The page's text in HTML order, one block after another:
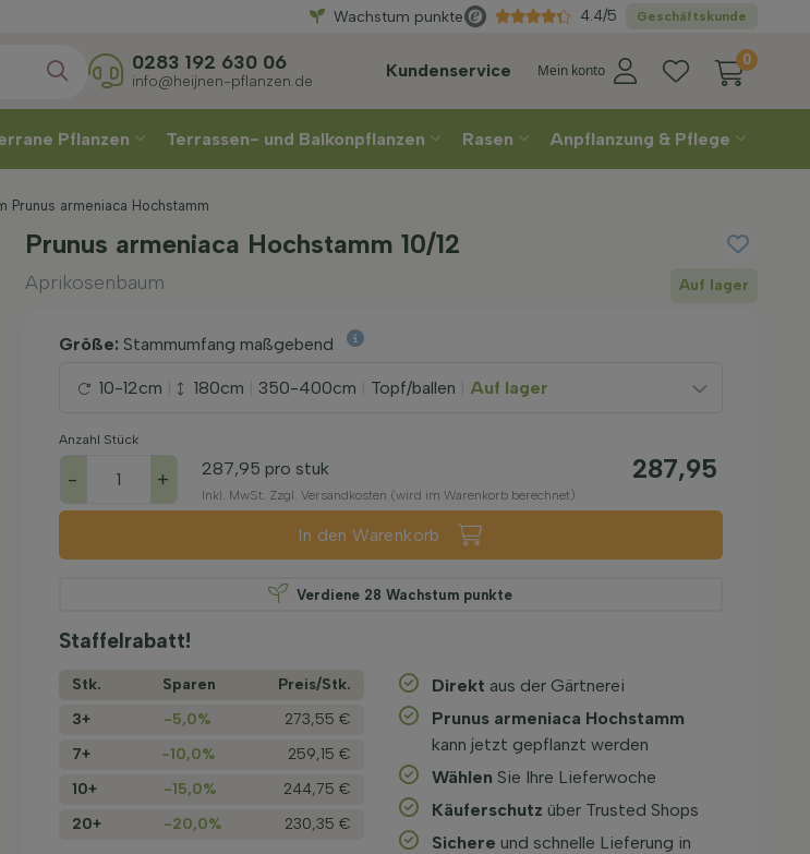
WählenSie Ihre Lieferwoche
Wachstum punkte Geschäftskunde
4.4/5
Kundenservice Mein konto
0
0283 192 630 06
info@heijnen-pflanzen.de
Pflanzen Terrassen- und Balkonpflanzen Rasen Anpflanzung & Pflege
Prunus armeniaca Hochstamm
Prunus armeniaca Hochstamm 10/12
Aprikosenbaum Auf lager
Größe: Stammumfang maßgebend
10-12cm 180cm 350-400cm Topf/ballen Auf lager
Anzahl Stück
- + 287,95 pro stuk 287,95
Inkl. MwSt. Zzgl. Versandkosten (wird im Warenkorb berechnet)
In den Warenkorb
Verdiene 28 Wachstum punkte
Staffelrabatt!
Stk. Sparen
Preis/­Stk.
3+
-5,0%
273,55 €
7+
-10,0%
259,15 €
10+
-15,0%
244,75 €
20+
-20,0% 230,35 €
Direkt aus der Gärtnerei
Prunus armeniaca Hochstamm
kann jetzt gepflanzt werden
Wählen Sie Ihre Lieferwoche
Käuferschutz über Trusted Shops
Sichere und schnelle Lieferung in